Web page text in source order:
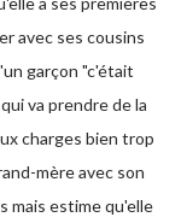
avec ses cousins
garçon "c'était
va prendre de la
charges bien trop
mère avec son
mais estime qu'elle